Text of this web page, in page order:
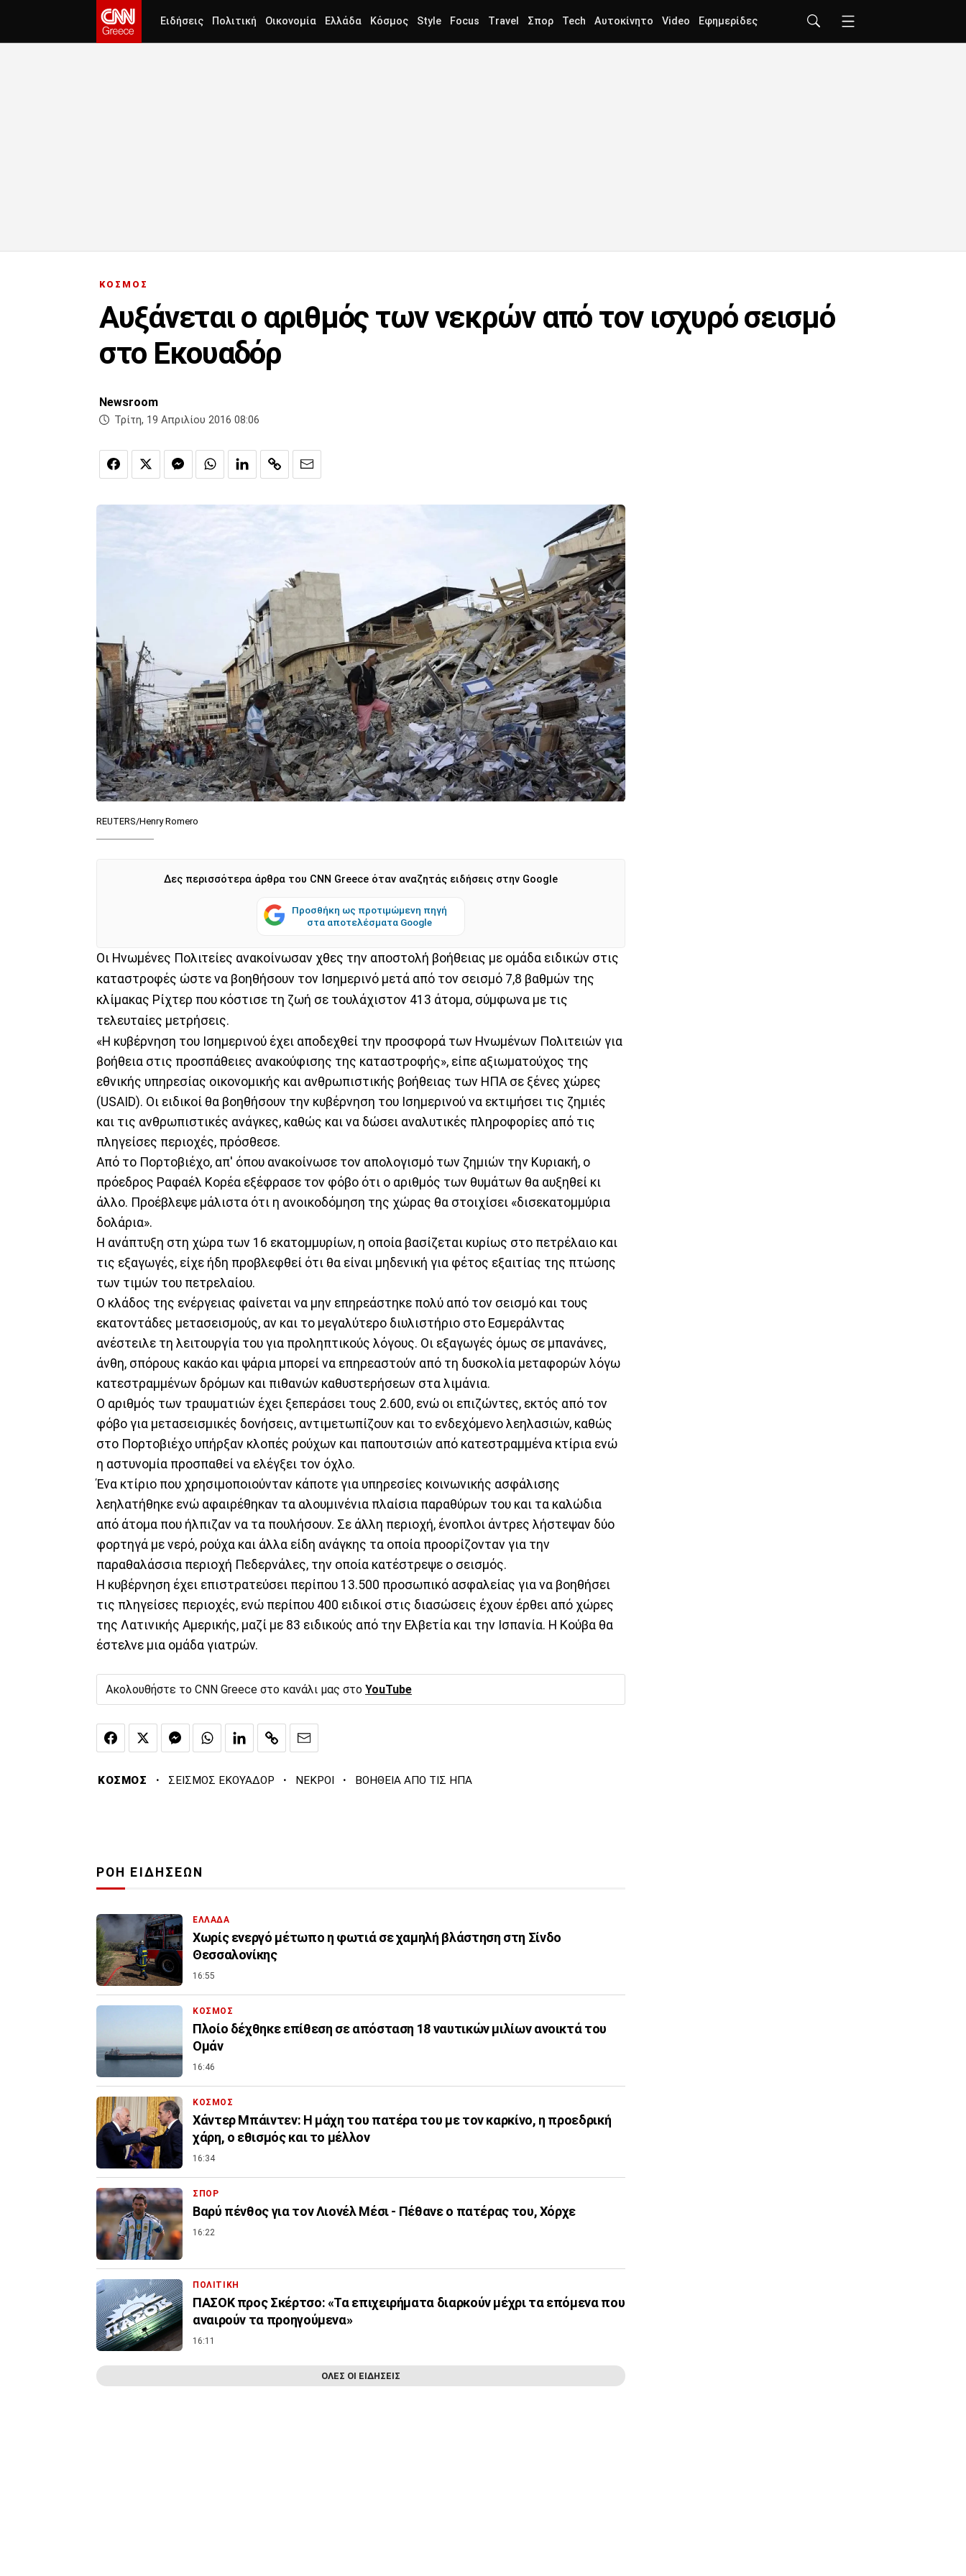
Ειδήσεις Πολιτική Οικονομία Ελλάδα Κόσμος Style Focus Travel Σπορ Tech Αυτοκίνητο Video Εφημερίδες
ΚΟΣΜΟΣ
Αυξάνεται ο αριθμός των νεκρών από τον ισχυρό σεισμό
στο Εκουαδόρ
Newsroom
Τρίτη, 19 Απριλίου 2016 08:06
REUTERS/Henry Romero
Δες περισσότερα άρθρα του CNN Greece όταν αναζητάς ειδήσεις στην Google
Προσθήκη ως προτιμώμενη πηγή
στα αποτελέσματα Google
Οι Ηνωμένες Πολιτείες ανακοίνωσαν χθες την αποστολή βοήθειας με ομάδα ειδικών στις
καταστροφές ώστε να βοηθήσουν τον Ισημερινό μετά από τον σεισμό 7,8 βαθμών της
κλίμακας Ρίχτερ που κόστισε τη ζωή σε τουλάχιστον 413 άτομα, σύμφωνα με τις
τελευταίες μετρήσεις.
«Η κυβέρνηση του Ισημερινού έχει αποδεχθεί την προσφορά των Ηνωμένων Πολιτειών για
βοήθεια στις προσπάθειες ανακούφισης της καταστροφής», είπε αξιωματούχος της
εθνικής υπηρεσίας οικονομικής και ανθρωπιστικής βοήθειας των ΗΠΑ σε ξένες χώρες
(USAID). Οι ειδικοί θα βοηθήσουν την κυβέρνηση του Ισημερινού να εκτιμήσει τις ζημιές
και τις ανθρωπιστικές ανάγκες, καθώς και να δώσει αναλυτικές πληροφορίες από τις
πληγείσες περιοχές, πρόσθεσε.
Από το Πορτοβιέχο, απ' όπου ανακοίνωσε τον απολογισμό των ζημιών την Κυριακή, ο
πρόεδρος Ραφαέλ Κορέα εξέφρασε τον φόβο ότι ο αριθμός των θυμάτων θα αυξηθεί κι
άλλο. Προέβλεψε μάλιστα ότι η ανοικοδόμηση της χώρας θα στοιχίσει «δισεκατομμύρια
δολάρια».
Η ανάπτυξη στη χώρα των 16 εκατομμυρίων, η οποία βασίζεται κυρίως στο πετρέλαιο και
τις εξαγωγές, είχε ήδη προβλεφθεί ότι θα είναι μηδενική για φέτος εξαιτίας της πτώσης
των τιμών του πετρελαίου.
Ο κλάδος της ενέργειας φαίνεται να μην επηρεάστηκε πολύ από τον σεισμό και τους
εκατοντάδες μετασεισμούς, αν και το μεγαλύτερο διυλιστήριο στο Εσμεράλντας
ανέστειλε τη λειτουργία του για προληπτικούς λόγους. Οι εξαγωγές όμως σε μπανάνες,
άνθη, σπόρους κακάο και ψάρια μπορεί να επηρεαστούν από τη δυσκολία μεταφορών λόγω
κατεστραμμένων δρόμων και πιθανών καθυστερήσεων στα λιμάνια.
Ο αριθμός των τραυματιών έχει ξεπεράσει τους 2.600, ενώ οι επιζώντες, εκτός από τον
φόβο για μετασεισμικές δονήσεις, αντιμετωπίζουν και το ενδεχόμενο λεηλασιών, καθώς
στο Πορτοβιέχο υπήρξαν κλοπές ρούχων και παπουτσιών από κατεστραμμένα κτίρια ενώ
η αστυνομία προσπαθεί να ελέγξει τον όχλο.
Ένα κτίριο που χρησιμοποιούνταν κάποτε για υπηρεσίες κοινωνικής ασφάλισης
λεηλατήθηκε ενώ αφαιρέθηκαν τα αλουμινένια πλαίσια παραθύρων του και τα καλώδια
από άτομα που ήλπιζαν να τα πουλήσουν. Σε άλλη περιοχή, ένοπλοι άντρες λήστεψαν δύο
φορτηγά με νερό, ρούχα και άλλα είδη ανάγκης τα οποία προορίζονταν για την
παραθαλάσσια περιοχή Πεδερνάλες, την οποία κατέστρεψε ο σεισμός.
Η κυβέρνηση έχει επιστρατεύσει περίπου 13.500 προσωπικό ασφαλείας για να βοηθήσει
τις πληγείσες περιοχές, ενώ περίπου 400 ειδικοί στις διασώσεις έχουν έρθει από χώρες
της Λατινικής Αμερικής, μαζί με 83 ειδικούς από την Ελβετία και την Ισπανία. Η Κούβα θα
έστελνε μια ομάδα γιατρών.
Ακολουθήστε το CNN Greece στο κανάλι μας στο YouTube
ΚΟΣΜΟΣ · ΣΕΙΣΜΟΣ ΕΚΟΥΑΔΟΡ · ΝΕΚΡΟΙ · ΒΟΗΘΕΙΑ ΑΠΟ ΤΙΣ ΗΠΑ
ΡΟΗ ΕΙΔΗΣΕΩΝ
ΕΛΛΑΔΑ
Χωρίς ενεργό μέτωπο η φωτιά σε χαμηλή βλάστηση στη Σίνδο
Θεσσαλονίκης
16:55
ΚΟΣΜΟΣ
Πλοίο δέχθηκε επίθεση σε απόσταση 18 ναυτικών μιλίων ανοικτά του
Ομάν
16:46
ΚΟΣΜΟΣ
Χάντερ Μπάιντεν: Η μάχη του πατέρα του με τον καρκίνο, η προεδρική
χάρη, ο εθισμός και το μέλλον
16:34
ΣΠΟΡ
Βαρύ πένθος για τον Λιονέλ Μέσι - Πέθανε ο πατέρας του, Χόρχε
16:22
ΠΟΛΙΤΙΚΗ
ΠΑΣΟΚ προς Σκέρτσο: «Τα επιχειρήματα διαρκούν μέχρι τα επόμενα που
αναιρούν τα προηγούμενα»
16:11
ΟΛΕΣ ΟΙ ΕΙΔΗΣΕΙΣ